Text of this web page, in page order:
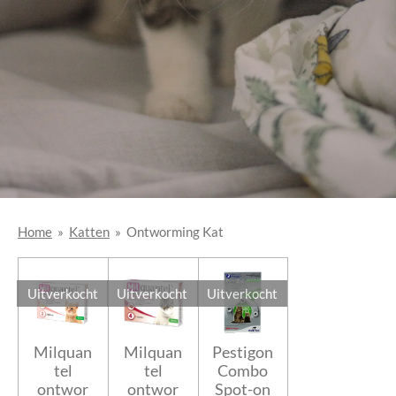
Home » Katten » Ontworming Kat
Uitverkocht
Milquan
tel
ontwor
Uitverkocht
Milquan
tel
ontwor
Uitverkocht
Pestigon
Combo
Spot-on